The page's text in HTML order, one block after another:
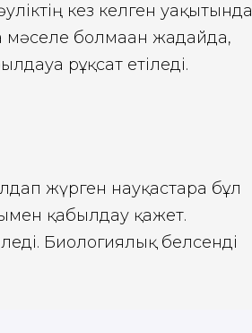
кез келген уақытында
болмаған жағдайда,
рұқсат етіледі.
жүрген науқастарға бұл
қабылдау қажет.
Биологиялық белсенді